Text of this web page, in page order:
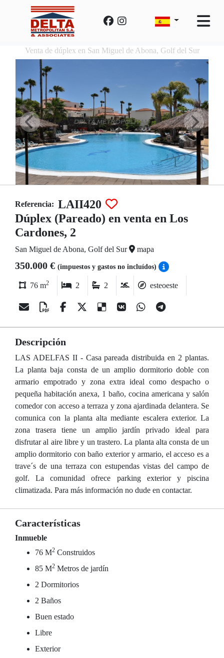
Venta de dúplex en San Miguel de Abona, Golf del Sur
Referencia: LAII420
Dúplex (Pareado) en venta en Los
Cardones, 2
San Miguel de Abona, Golf del Sur mapa
350.000 € (impuestos y gastos no incluídos)
76 m2 2 2 esteoeste
Descripción
LAS ADELFAS II - Casa pareada distribuida en 2 plantas.
La planta baja consta de un amplio dormitorio doble con
armario empotrado y zona extra ideal como despacho o
pequeña habitación anexa, 1 baño, cocina americana y salón
comedor con acceso a terraza y zona ajardinada delantera. Se
comunica con la planta alta mediante escalera exterior. La
zona trasera tiene un amplio jardín privado ideal para
disfrutar al aire libre y un trastero. La planta alta consta de un
amplio dormitorio con baño exterior y armario, el acceso es a
trave´s de una terraza con estupendas vistas del campo de
golf. La comunidad ofrece parking exterior y piscina
climatizada. Para más información no dude en contactar.
Características
Inmueble
76 M2 Construidos
85 M2 Metros de jardín
2 Dormitorios
2 Baños
Buen estado
Libre
Exterior